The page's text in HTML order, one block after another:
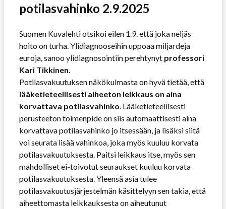
potilasvahinko 2.9.2025
Suomen Kuvalehti otsikoi eilen 1.9. että joka neljäs
hoito on turha. Ylidiagnooseihin uppoaa miljardeja
euroja, sanoo ylidiagnosointiin perehtynyt professori
Kari Tikkinen.
Potilasvakuutuksen näkökulmasta on hyvä tietää, että
lääketieteellisesti aiheeton leikkaus on aina
korvattava potilasvahinko. Lääketieteellisesti
perusteeton toimenpide on siis automaattisesti aina
korvattava potilasvahinko jo itsessään, ja lisäksi siitä
voi seurata lisää vahinkoa, joka myös kuuluu korvata
potilasvakuutuksesta. Paitsi leikkaus itse, myös sen
mahdolliset ei-toivotut seuraukset kuuluu korvata
potilasvakuutuksesta. Yleensä asia tulee
potilasvakuutusjärjestelmän käsittelyyn sen takia, että
aiheettomasta leikkauksesta on aiheutunut